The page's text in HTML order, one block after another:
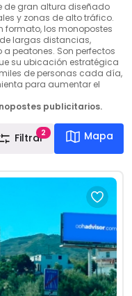
de gran altura diseñado
y zonas de alto tráfico.
formato, los monopostes
largas distancias,
peatones. Son perfectos
su ubicación estratégica
de personas cada día,
para aumentar el
publicitarios.
Filtrar2 Mapa